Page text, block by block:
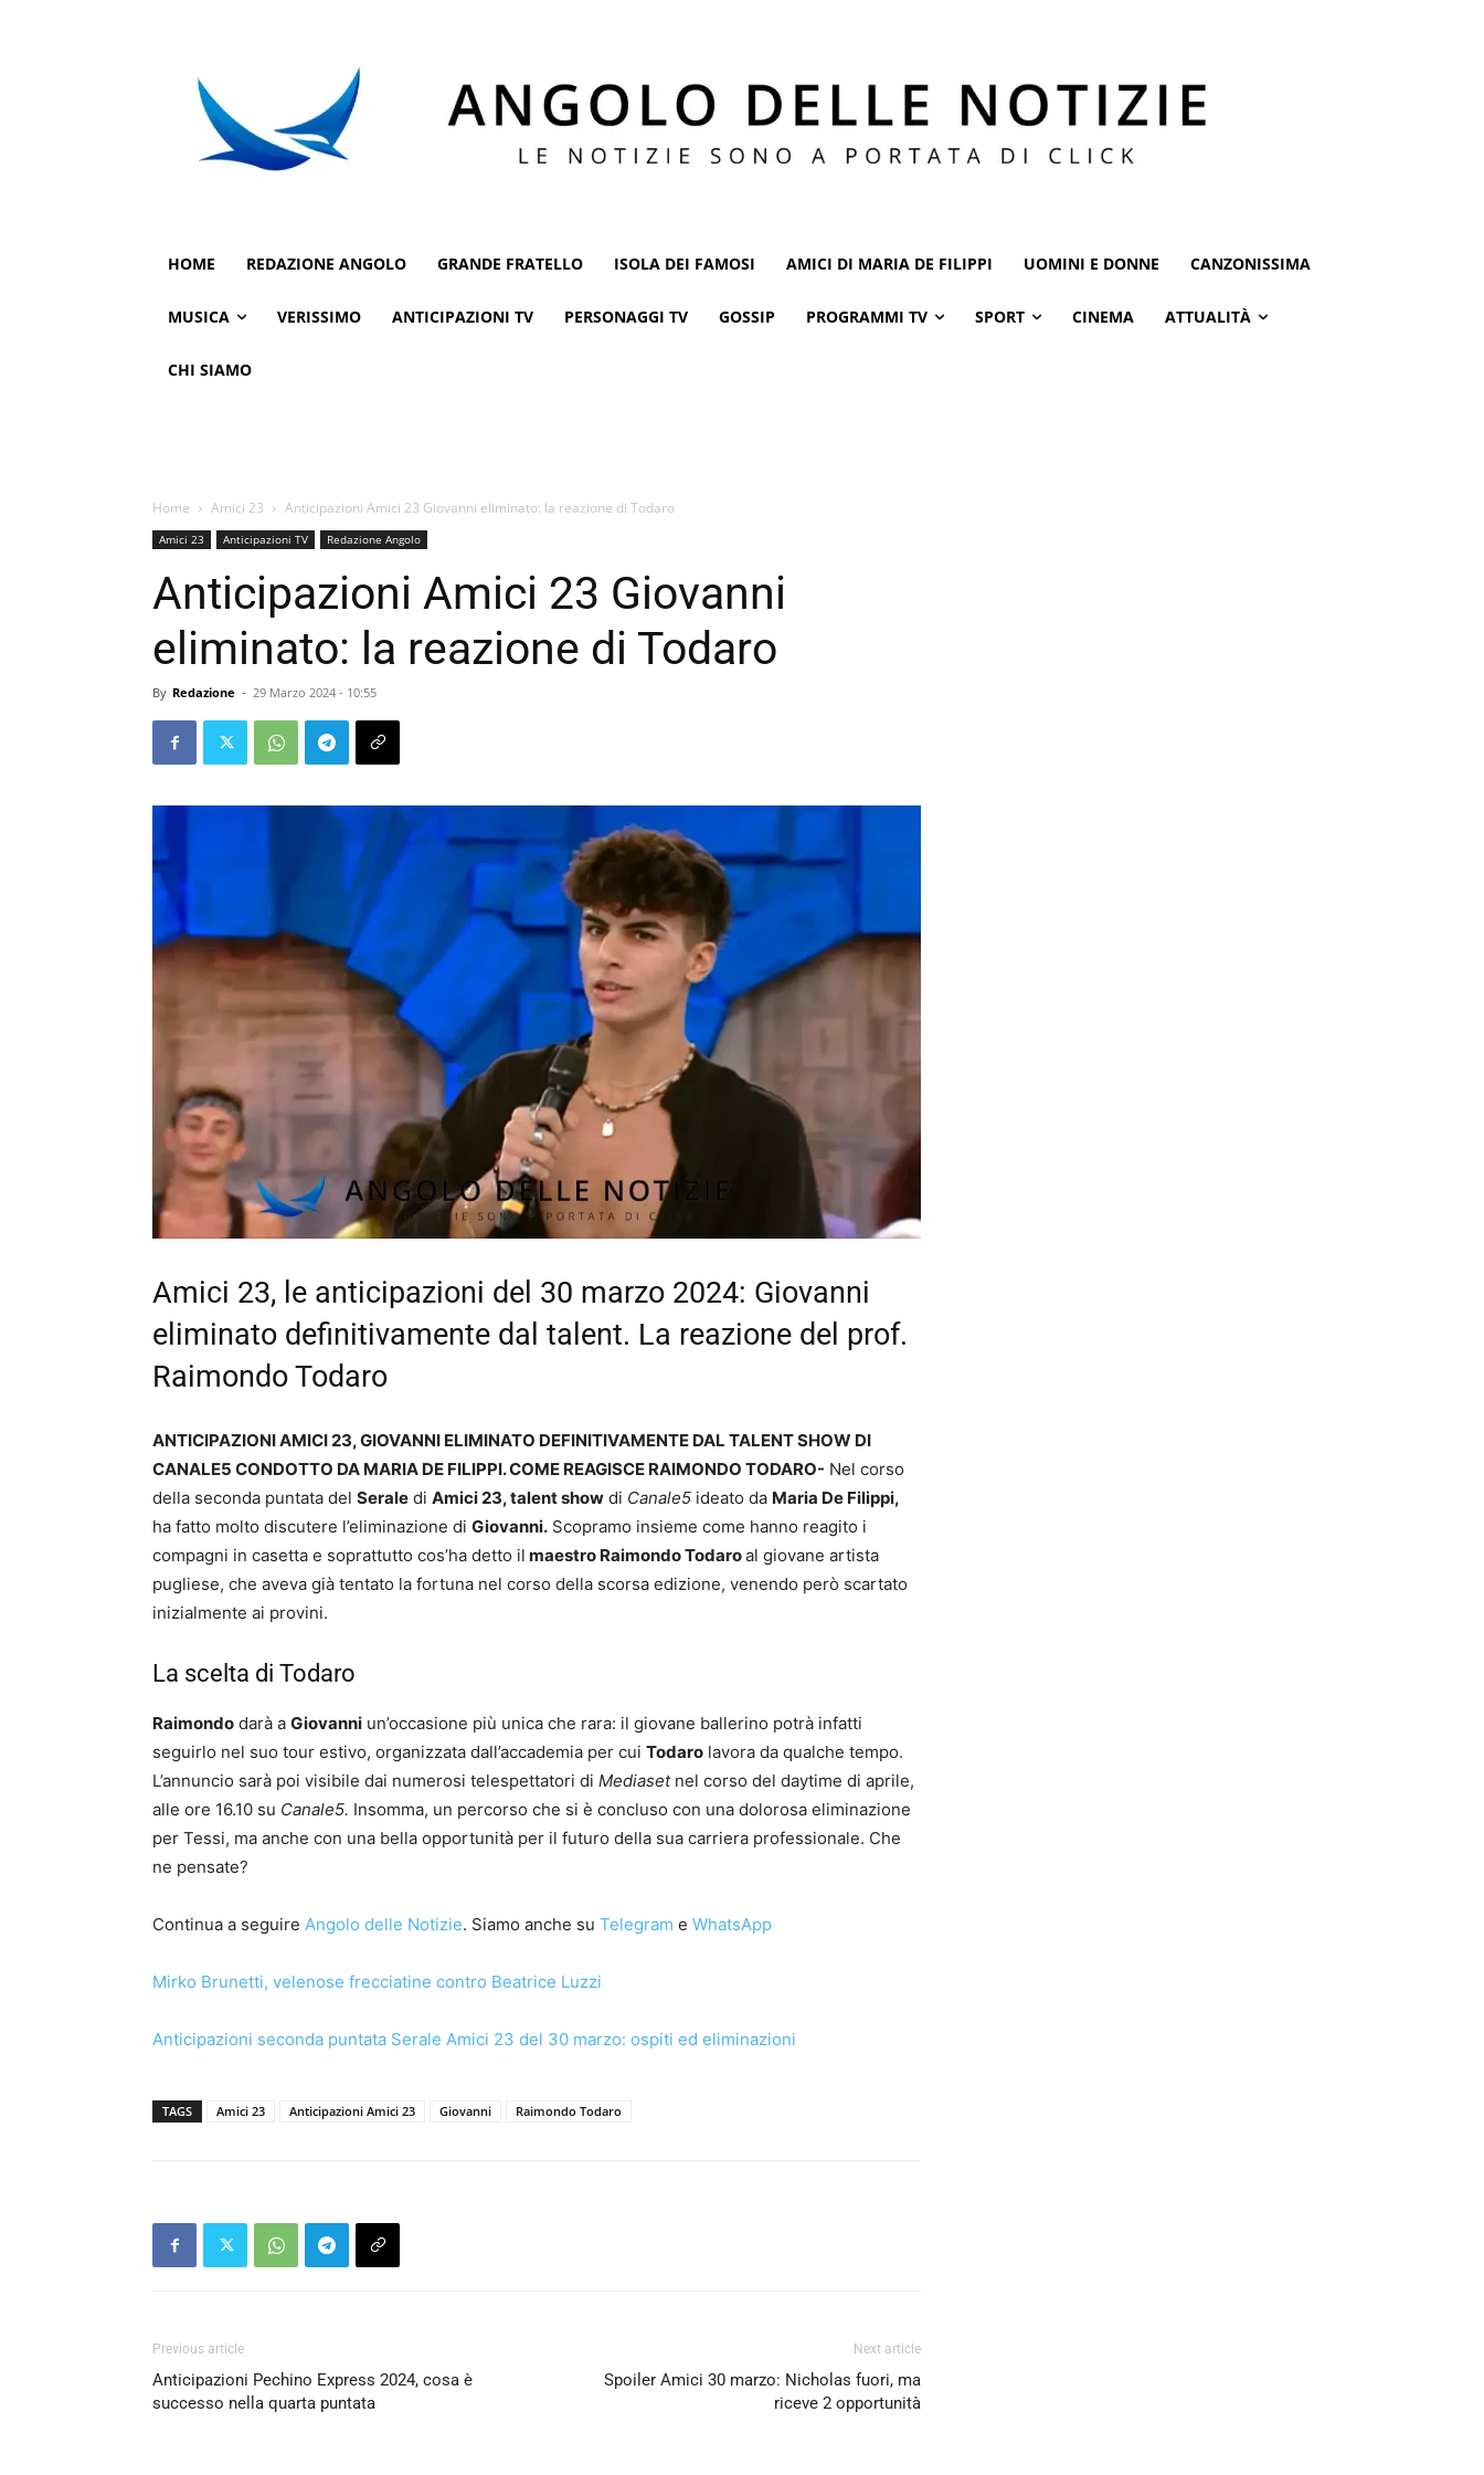
HOME REDAZIONE ANGOLO GRANDE FRATELLO ISOLA DEI FAMOSI AMICI DI MARIA DE FILIPPI UOMINI E DONNE CANZONISSIMA
MUSICA VERISSIMO ANTICIPAZIONI TV PERSONAGGI TV GOSSIP PROGRAMMI TV SPORT CINEMA ATTUALITÀ
CHI SIAMO
Home Amici 23 Anticipazioni Amici 23 Giovanni eliminato: la reazione di Todaro
Amici 23 Anticipazioni TV Redazione Angolo
Anticipazioni Amici 23 Giovanni
eliminato: la reazione di Todaro
By Redazione - 29 Marzo 2024 - 10:55
Amici 23, le anticipazioni del 30 marzo 2024: Giovanni
eliminato definitivamente dal talent. La reazione del prof.
Raimondo Todaro
ANTICIPAZIONI AMICI 23, GIOVANNI ELIMINATO DEFINITIVAMENTE DAL TALENT SHOW DI
CANALE5 CONDOTTO DA MARIA DE FILIPPI. COME REAGISCE RAIMONDO TODARO- Nel corso
della seconda puntata del Serale di Amici 23, talent show di Canale5 ideato da Maria De Filippi,
ha fatto molto discutere l’eliminazione di Giovanni. Scopramo insieme come hanno reagito i
compagni in casetta e soprattutto cos’ha detto il maestro Raimondo Todaroal giovane artista
pugliese, che aveva già tentato la fortuna nel corso della scorsa edizione, venendo però scartato
inizialmente ai provini.
La scelta di Todaro
Raimondo darà a Giovanni un’occasione più unica che rara: il giovane ballerino potrà infatti
seguirlo nel suo tour estivo, organizzata dall’accademia per cui Todaro lavora da qualche tempo.
L’annuncio sarà poi visibile dai numerosi telespettatori di Mediasetnel corso del daytime di aprile,
alle ore 16.10 su Canale5. Insomma, un percorso che si è concluso con una dolorosa eliminazione
per Tessi, ma anche con una bella opportunità per il futuro della sua carriera professionale. Che
ne pensate?
Continua a seguire Angolo delle Notizie. Siamo anche su Telegram e WhatsApp
Mirko Brunetti, velenose frecciatine contro Beatrice Luzzi
Anticipazioni seconda puntata Serale Amici 23 del 30 marzo: ospiti ed eliminazioni
TAGS Amici 23 Anticipazioni Amici 23 Giovanni Raimondo Todaro
Previous article
Anticipazioni Pechino Express 2024, cosa è
successo nella quarta puntata
Next article
Spoiler Amici 30 marzo: Nicholas fuori, ma
riceve 2 opportunità